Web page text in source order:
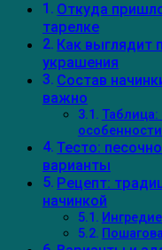
Откуда
тарелке
Как
украшения
Состав
важно
особенности
Тесто:
варианты
Рецепт:
начинкой